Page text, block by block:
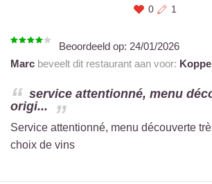
0 1
Beoordeeld op: 24/01/2026
Marc beveelt dit restaurant aan voor:
service attentionné, menu
origi...
Service attentionné, menu découverte
choix de vins